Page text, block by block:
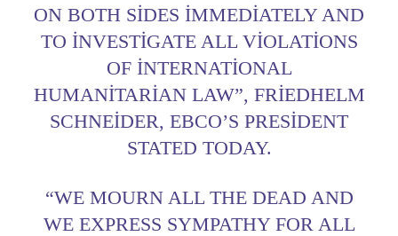
ON BOTH SIDES IMMEDIATELY AND
TO INVESTIGATE ALL VIOLATIONS
OF INTERNATIONAL
HUMANITARIAN LAW”, FRIEDHELM
SCHNEIDER, EBCO’S PRESIDENT
STATED TODAY.
“WE MOURN ALL THE DEAD AND
WE EXPRESS SYMPATHY FOR ALL